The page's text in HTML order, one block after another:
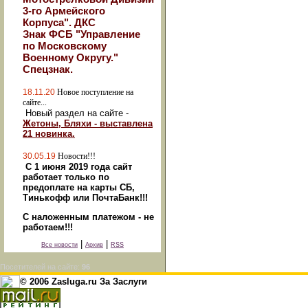
3-го Армейского
Корпуса". ДКС
Знак ФСБ "Управление
по Московскому
Военному Округу."
Спецзнак.
18.11.20 Новое поступление на
сайте...
Новый раздел на сайте -
Жетоны, Бляхи - выставлена
21 новинка.
30.05.19 Новости!!!
С 1 июня 2019 года сайт
работает только по
предоплате на карты СБ,
Тинькофф или ПочтаБанк!!!
С наложенным платежом - не
работаем!!!
Все новости Архив RSS
Посетителей на сайте: 96
© 2006 Zasluga.ru За Заслуги